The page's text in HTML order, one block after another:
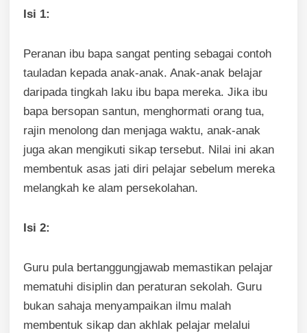
Isi 1:
Peranan ibu bapa sangat penting sebagai contoh
tauladan kepada anak-anak. Anak-anak belajar
daripada tingkah laku ibu bapa mereka. Jika ibu
bapa bersopan santun, menghormati orang tua,
rajin menolong dan menjaga waktu, anak-anak
juga akan mengikuti sikap tersebut. Nilai ini akan
membentuk asas jati diri pelajar sebelum mereka
melangkah ke alam persekolahan.
Isi 2:
Guru pula bertanggungjawab memastikan pelajar
mematuhi disiplin dan peraturan sekolah. Guru
bukan sahaja menyampaikan ilmu malah
membentuk sikap dan akhlak pelajar melalui